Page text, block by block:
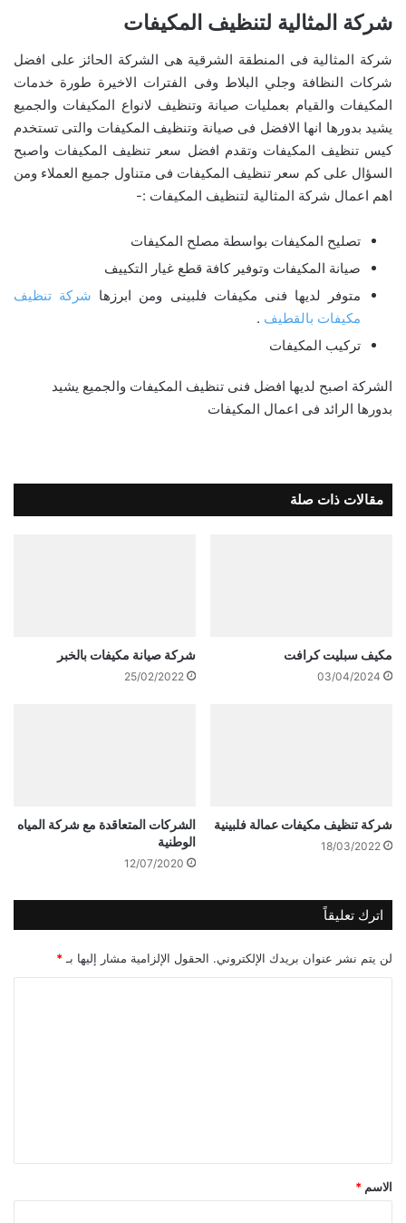
شركة المثالية لتنظيف المكيفات
شركة المثالية فى المنطقة الشرقية هى الشركة الحائز على افضل
شركات النظافة وجلي البلاط وفى الفترات الاخيرة طورة خدمات
المكيفات والقيام بعمليات صيانة وتنظيف لانواع المكيفات والجميع
يشيد بدورها انها الافضل فى صيانة وتنظيف المكيفات والتى تستخدم
كيس تنظيف المكيفات وتقدم افضل سعر تنظيف المكيفات واصبح
السؤال على كم سعر تنظيف المكيفات فى متناول جميع العملاء ومن
اهم اعمال شركة المثالية لتنظيف المكيفات :-
تصليح المكيفات بواسطة مصلح المكيفات
صيانة المكيفات وتوفير كافة قطع غيار التكييف
متوفر لديها فنى مكيفات فلبينى ومن ابرزها شركة تنظيف
مكيفات بالقطيف .
تركيب المكيفات
الشركة اصبح لديها افضل فنى تنظيف المكيفات والجميع يشيد
بدورها الرائد فى اعمال المكيفات
مقالات ذات صلة
مكيف سبليت كرافت
03/04/2024
شركة صيانة مكيفات بالخبر
25/02/2022
شركة تنظيف مكيفات عمالة فلبينية
18/03/2022
الشركات المتعاقدة مع شركة المياه
الوطنية
12/07/2020
اترك تعليقاً
لن يتم نشر عنوان بريدك الإلكتروني. الحقول الإلزامية مشار إليها بـ *
*
الاسم *